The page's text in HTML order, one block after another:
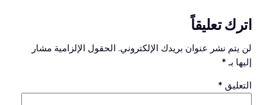
اترك تعليقاً
لن يتم نشر عنوان بريدك الإلكتروني. الحقول الإلزامية مشار
إليها بـ*
التعليق *